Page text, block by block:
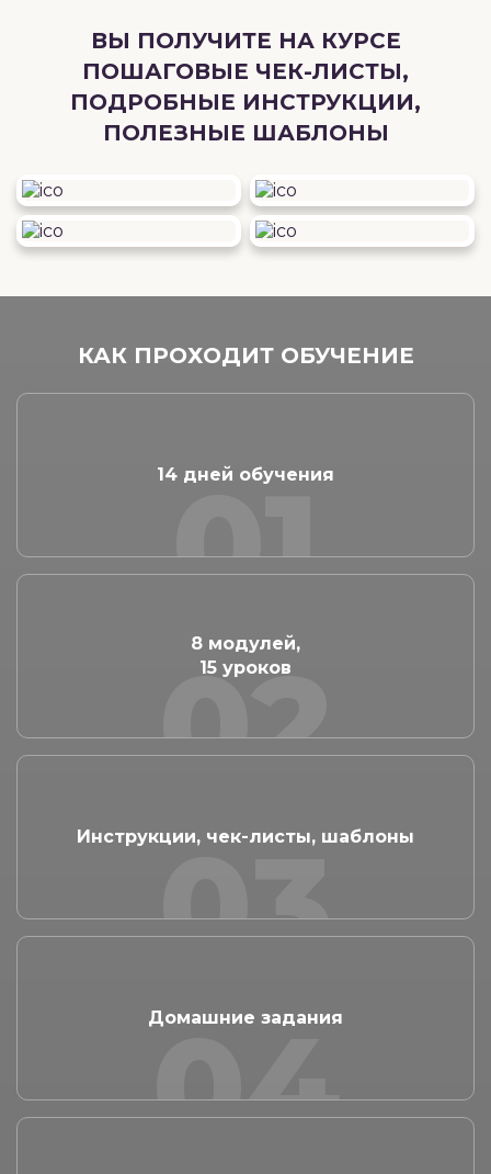
ВЫ ПОЛУЧИТЕ НА КУРСЕ
ПОШАГОВЫЕ ЧЕК-ЛИСТЫ,
ПОДРОБНЫЕ ИНСТРУКЦИИ,
ПОЛЕЗНЫЕ ШАБЛОНЫ
КАК ПРОХОДИТ ОБУЧЕНИЕ
01
14 дней обучения
02
8 модулей,
15 уроков
03
Инструкции, чек-листы, шаблоны
04
Домашние задания